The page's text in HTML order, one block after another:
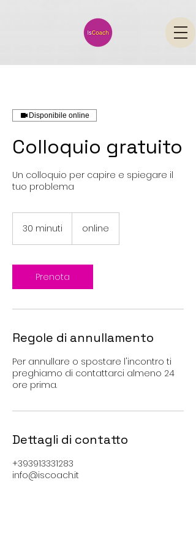
Disponibile online
Colloquio gratuito
Un colloquio per capire e spiegare il
tuo problema
30 minuti
i
n
u
i
online
Prenota
Regole di annullamento
Per annullare o spostare l'incontro ti
preghiamo di contattarci almeno 24
ore prima.
Dettagli di contatto
+393913331283
info@iscoach.it